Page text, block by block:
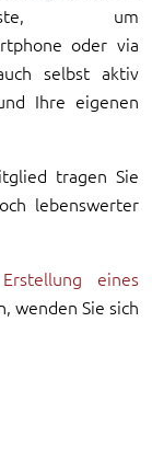
um
oder via
selbst aktiv
Ihre eigenen
tragen Sie
lebenswerter
eines
wenden Sie sich